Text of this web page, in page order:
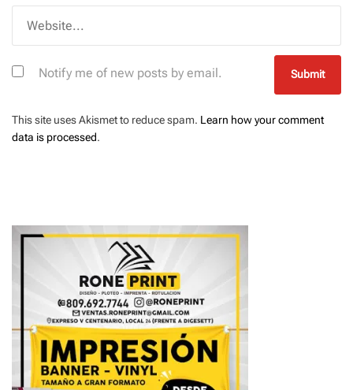
Notify me of new posts by email.
This site uses Akismet to reduce spam. Learn how your comment
data is processed.